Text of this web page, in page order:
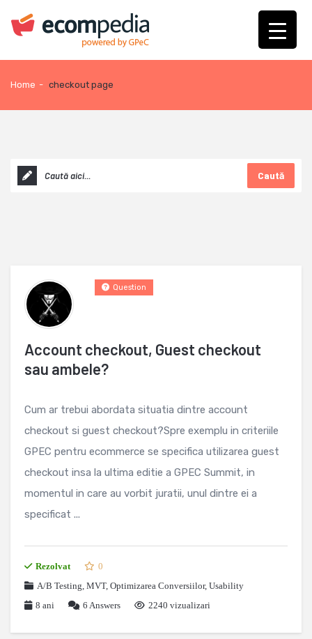
Home - checkout page
Caută
Account checkout, Guest checkout
sau ambele?
Question
Cum ar trebui abordata situatia dintre account
checkout si guest checkout?Spre exemplu in criteriile
GPEC pentru ecommerce se specifica utilizarea guest
checkout insa la ultima editie a GPEC Summit, in
momentul in care au vorbit juratii, unul dintre ei a
specificat ...
Rezolvat
0
A/B Testing, MVT, Optimizarea Conversiilor, Usability
8 ani
6 Answers 2240 vizualizari